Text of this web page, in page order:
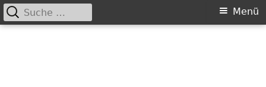
Primäres
Menü
Suche
nach: